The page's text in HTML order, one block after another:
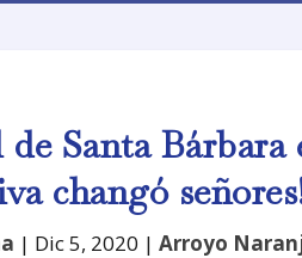
Santa Bárbara
changó
| Dic 5, 2020 |Arroyo